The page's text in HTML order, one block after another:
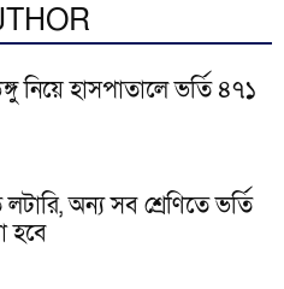
নিয়ে হাসপাতালে ভর্তি ৪৭১
লটারি, অন্য সব শ্রেণিতে ভর্তি
হবে